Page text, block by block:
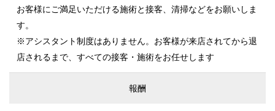
お客様にご満足いただける施術と接客、清掃などをお願いしま
す。
※アシスタント制度はありません。お客様が来店されてから退
店されるまで、すべての接客・施術をお任せします
報酬